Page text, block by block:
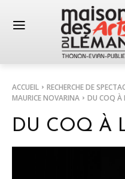
ACCUEIL RECHERCHE DE
MAURICE NOVARINA
DU COQ À
DU COQ À